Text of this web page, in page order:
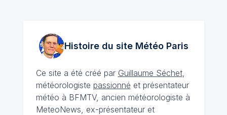
Histoire du site MétéoParis
Ce site a été créé par Guillaume Séchet,
météorologiste passionné et présentateur
météo à BFMTV, ancien météorologiste à
MeteoNews, ex-présentateur et